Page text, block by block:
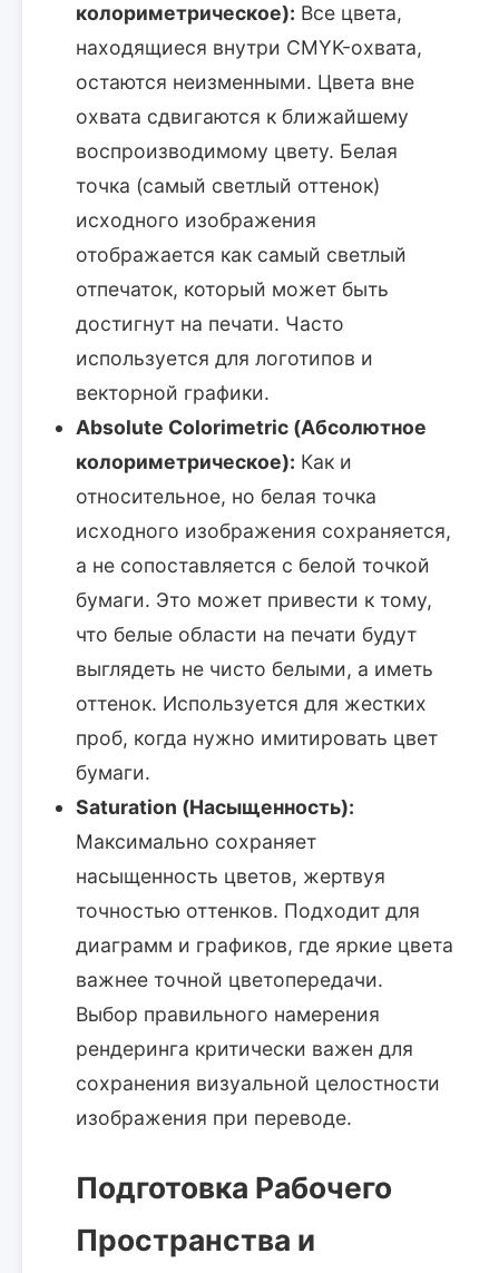
колориметрическое): Все цвета,
находящиеся внутри CMYK-охвата,
остаются неизменными. Цвета вне
охвата сдвигаются к ближайшему
воспроизводимому цвету. Белая
точка (самый светлый оттенок)
исходного изображения
отображается как самый светлый
отпечаток, который может быть
достигнут на печати. Часто
используется для логотипов и
векторной графики.
Absolute Colorimetric (Абсолютное
колориметрическое): Как и
относительное, но белая точка
исходного изображения сохраняется,
а не сопоставляется с белой точкой
бумаги. Это может привести к тому,
что белые области на печати будут
выглядеть не чисто белыми, а иметь
оттенок. Используется для жестких
проб, когда нужно имитировать цвет
бумаги.
Saturation (Насыщенность):
Максимально сохраняет
насыщенность цветов, жертвуя
точностью оттенков. Подходит для
диаграмм и графиков, где яркие цвета
важнее точной цветопередачи.
Выбор правильного намерения
рендеринга критически важен для
сохранения визуальной целостности
изображения при переводе.
Подготовка Рабочего
Пространства и